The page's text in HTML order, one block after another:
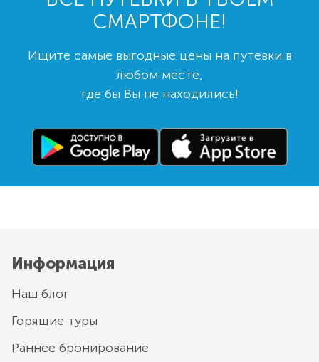
СМАРТФОНЕ!
Ищите самые выгодные цены на путевки в
любом месте,
где бы Вы не находились!
Информация
Наш блог
Горящие туры
Раннее бронирование